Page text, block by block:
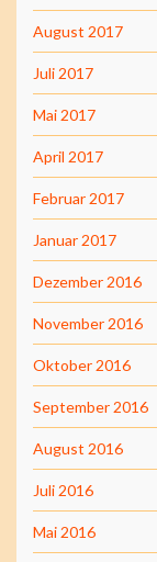
August 2017
Juli 2017
Mai 2017
April 2017
Februar 2017
Januar 2017
Dezember 2016
November 2016
Oktober 2016
September 2016
August 2016
Juli 2016
Mai 2016